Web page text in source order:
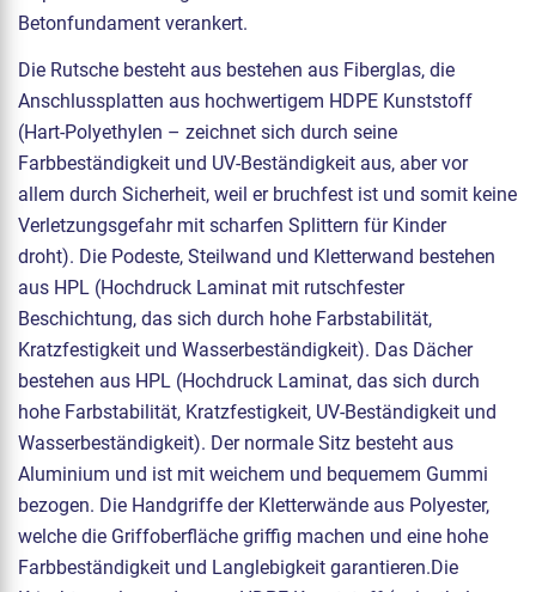
Betonfundament verankert.
Die Rutsche besteht aus bestehen aus Fiberglas, die
Anschlussplatten aus hochwertigem HDPE Kunststoff
(Hart-Polyethylen – zeichnet sich durch seine
Farbbeständigkeit und UV-Beständigkeit aus, aber vor
allem durch Sicherheit, weil er bruchfest ist und somit keine
Verletzungsgefahr mit scharfen Splittern für Kinder
droht). Die Podeste, Steilwand und Kletterwand bestehen
aus HPL (Hochdruck Laminat mit rutschfester
Beschichtung, das sich durch hohe Farbstabilität,
Kratzfestigkeit und Wasserbeständigkeit). Das Dächer
bestehen aus HPL (Hochdruck Laminat, das sich durch
hohe Farbstabilität, Kratzfestigkeit, UV-Beständigkeit und
Wasserbeständigkeit). Der normale Sitz besteht aus
Aluminium und ist mit weichem und bequemem Gummi
bezogen. Die Handgriffe der Kletterwände aus Polyester,
welche die Griffoberfläche griffig machen und eine hohe
Farbbeständigkeit und Langlebigkeit garantieren.Die